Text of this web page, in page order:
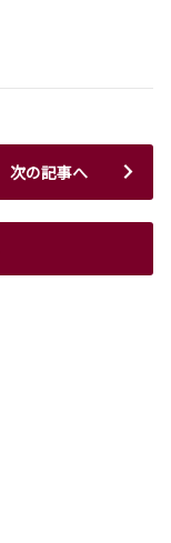
次の記事へ